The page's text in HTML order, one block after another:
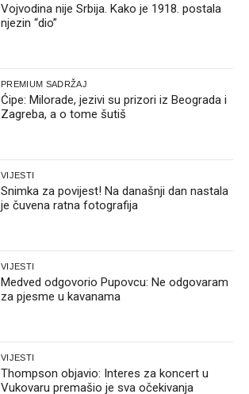
Vojvodina nije Srbija. Kako je 1918. postala
njezin “dio”
PREMIUM SADRŽAJ
Ćipe: Milorade, jezivi su prizori iz Beograda i
Zagreba, a o tome šutiš
VIJESTI
Snimka za povijest! Na današnji dan nastala
je čuvena ratna fotografija
VIJESTI
Medved odgovorio Pupovcu: Ne odgovaram
za pjesme u kavanama
VIJESTI
Thompson objavio: Interes za koncert u
Vukovaru premašio je sva očekivanja